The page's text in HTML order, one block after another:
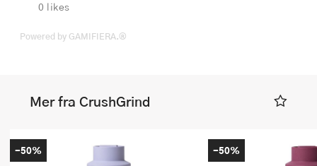
0 likes
Powered by GAMIFIERA.®
Mer fra CrushGrind
-50% -50%